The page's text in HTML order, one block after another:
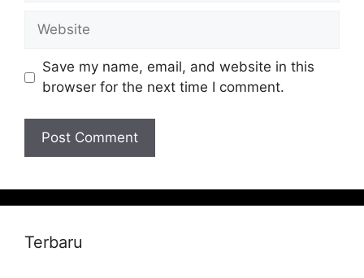
Website
Save my name, email, and website in this
browser for the next time I comment.
Terbaru